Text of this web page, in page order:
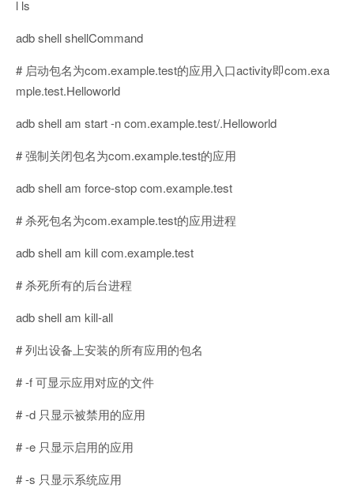
l ls
adb shell shellCommand
# 启动包名为com.example.test的应用入口activity即com.exa
mple.test.Helloworld
adb shell am start -n com.example.test/.Helloworld
# 强制关闭包名为com.example.test的应用
adb shell am force-stop com.example.test
# 杀死包名为com.example.test的应用进程
adb shell am kill com.example.test
# 杀死所有的后台进程
adb shell am kill-all
# 列出设备上安装的所有应用的包名
# -f 可显示应用对应的文件
# -d 只显示被禁用的应用
# -e 只显示启用的应用
# -s 只显示系统应用